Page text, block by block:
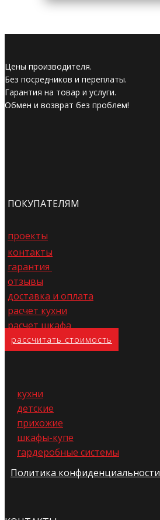
Цены производителя.
Без посредников и переплаты.
Гарантия на товар и услуги.
Обмен и возврат без проблем!
ПОКУПАТЕЛЯМ
проекты
контакты
гарантия
отзывы
доставка и оплата
расчет кухни
расчет шкафа
расс​читать стоимость
кухни
детские
прихожие
шкафы-купе
гардеробные системы
Политика конфиденциальности